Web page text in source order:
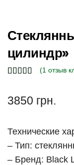
цилиндр»
(1 отзыв
3850 грн.
Технические
– Тип:
– Бренд: Black